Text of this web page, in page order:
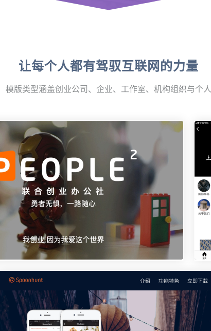
让每个人都有驾驭互联网的力量
模版类型涵盖创业公司、企业、工作室、机构组织与个人